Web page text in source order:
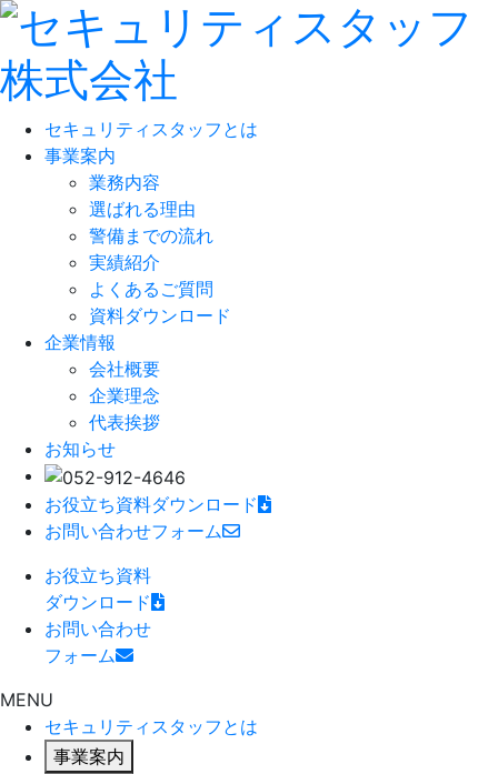
セキュリティスタッフとは
事業案内
業務内容
選ばれる理由
警備までの流れ
実績紹介
よくあるご質問
資料ダウンロード
企業情報
会社概要
企業理念
代表挨拶
お知らせ
お役立ち資料ダウンロード
お問い合わせフォーム
お役立ち資料
ダウンロード
お問い合わせ
フォーム
MENU
セキュリティスタッフとは
事業案内